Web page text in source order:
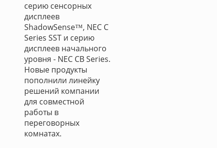
серию сенсорных
дисплеев
ShadowSense™, NEC C
Series SST и серию
дисплеев начального
уровня - NEC CB Series.
Новые продукты
пополнили линейку
решений компании
для совместной
работы в
переговорных
комнатах.